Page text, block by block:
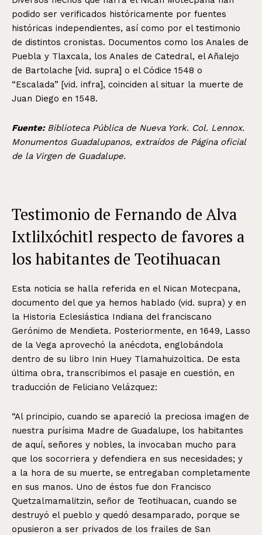
podido ser verificados históricamente por fuentes
históricas independientes, así como por el testimonio
de distintos cronistas. Documentos como los Anales de
Puebla y Tlaxcala, los Anales de Catedral, el Añalejo
de Bartolache [vid. supra] o el Códice 1548 o
“Escalada” [vid. infra], coinciden al situar la muerte de
Juan Diego en 1548.
Fuente: Biblioteca Pública de Nueva York. Col. Lennox.
Monumentos Guadalupanos, extraídos de Página oficial
de la Virgen de Guadalupe.
Testimonio de Fernando de Alva
Ixtlilxóchitl respecto de favores a
los habitantes de Teotihuacan
Esta noticia se halla referida en el Nican Motecpana,
documento del que ya hemos hablado (vid. supra) y en
la Historia Eclesiástica Indiana del franciscano
Gerónimo de Mendieta. Posteriormente, en 1649, Lasso
de la Vega aprovechó la anécdota, englobándola
dentro de su libro Inin Huey Tlamahuizoltica. De esta
última obra, transcribimos el pasaje en cuestión, en
traducción de Feliciano Velázquez:
“Al principio, cuando se apareció la preciosa imagen de
nuestra purísima Madre de Guadalupe, los habitantes
de aquí, señores y nobles, la invocaban mucho para
que los socorriera y defendiera en sus necesidades; y
a la hora de su muerte, se entregaban completamente
en sus manos. Uno de éstos fue don Francisco
Quetzalmamalitzin, señor de Teotihuacan, cuando se
destruyó el pueblo y quedó desamparado, porque se
opusieron a ser privados de los frailes de San